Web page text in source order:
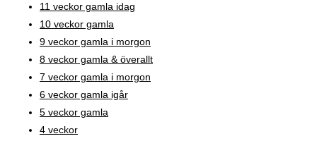
11 veckor gamla idag
10 veckor gamla
9 veckor gamla i morgon
8 veckor gamla & överallt
7 veckor gamla i morgon
6 veckor gamla igår
5 veckor gamla
4 veckor